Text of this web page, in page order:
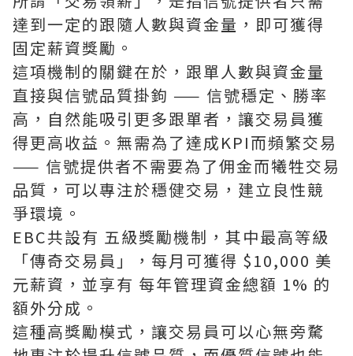
達到一定的跟隨人數與資金量，即可獲得
固定薪資獎勵。
這項機制的關鍵在於，跟單人數與資金量
直接與信號品質掛鉤 —— 信號穩定、勝率
高，自然能吸引更多跟單者，讓交易員獲
得更高收益。無需為了達成KPI而頻繁交易
—— 信號提供者不需要為了佣金而犧牲交易
品質，可以專注於穩健交易，建立良性競
爭環境。
EBC共設有 五級獎勵機制，其中最高等級
「傳奇交易員」，每月可獲得 $10,000 美
元薪資，並享有 每年管理資金總額 1% 的
額外分成。
這種高獎勵模式，讓交易員可以心無旁騖